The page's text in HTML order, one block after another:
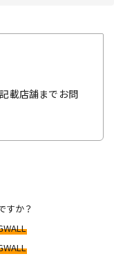
載店舗までお問
すか？